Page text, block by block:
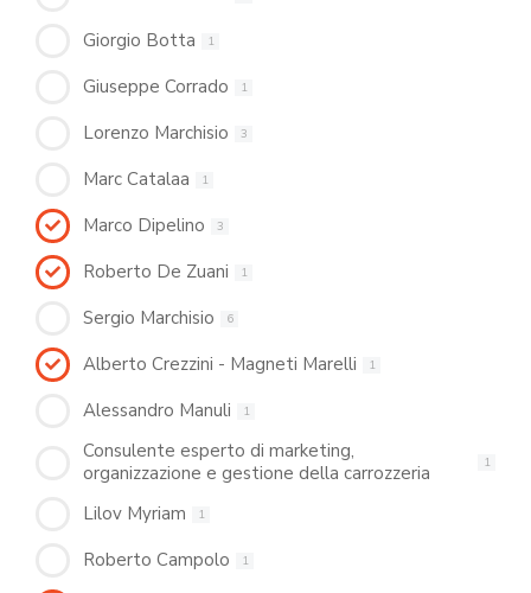
Giorgio Botta 1
Giuseppe Corrado 1
Lorenzo Marchisio 3
Marc Catalaa 1
Marco Dipelino 3
Roberto De Zuani 1
Sergio Marchisio 6
Alberto Crezzini - Magneti Marelli 1
Alessandro Manuli 1
Consulente esperto di marketing,
organizzazione e gestione della carrozzeria
1
Lilov Myriam 1
Roberto Campolo 1